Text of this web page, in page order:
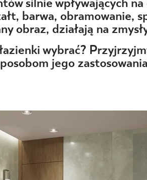
FOLLOW US
silnie wpływających na
barwa, obramowanie,
obraz, działają na
wybrać?
jego